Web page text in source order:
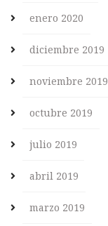
enero 2020
diciembre 2019
noviembre 2019
octubre 2019
julio 2019
abril 2019
marzo 2019